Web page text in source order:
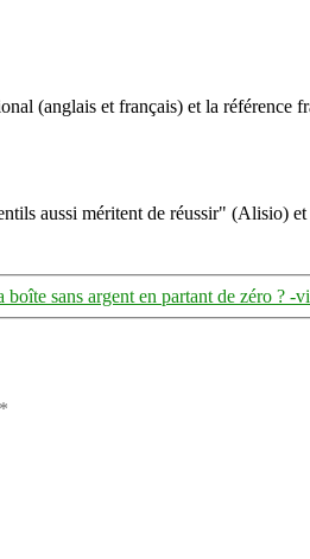
(anglais et français) et la référence
aussi méritent de réussir" (Alisio)
boîte sans argent en partant de zéro ? -
*